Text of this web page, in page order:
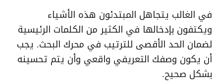
في الغالب يتجاهل المبتدئون هذه الأشياء
ويكتفون بإدخالها في الكثير من الكلمات الرئيسية
لضمان الحد الأقصى للترتيب في محرك البحث. يجب
أن يكون وصفك التعريفي واقعي وأن يتم تحسينه
بشكل صحيح.